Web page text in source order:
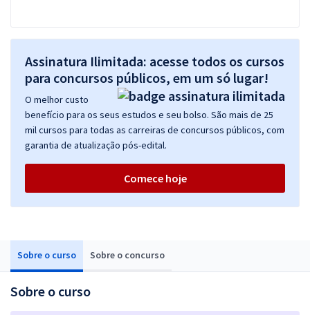
Sobre o curso Sobre o concurso
Sobre o curso
Assinatura Ilimitada: acesse todos os cursos
para concursos públicos, em um só lugar!
O melhor custo
benefício para os seus estudos e seu bolso. São mais de 25
mil cursos para todas as carreiras de concursos públicos, com
garantia de atualização pós-edital.
Comece hoje